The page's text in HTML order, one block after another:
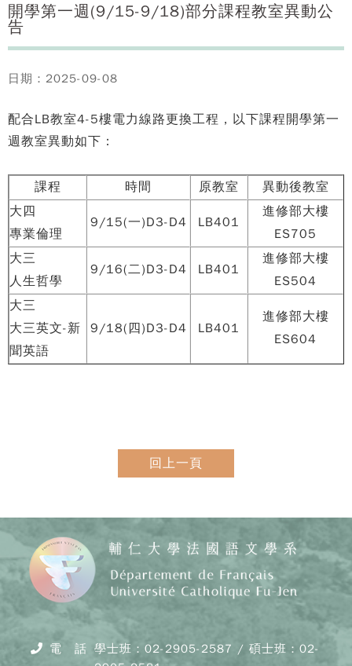
開學第一週(9/15-9/18)部分課程教室異動公
告
日期：2025-09-08
配合LB教室4-5樓電力線路更換工程，以下課程開學第一
週教室異動如下：
課程 時間 原教室
異動後教室
大四
專業倫理
9/15(一)D3-D4 LB401
進修部大樓
ES705
大三
人生哲學
9/16(二)D3-D4 LB401
進修部大樓
ES504
大三
大三英文-新
聞英語
9/18(四)D3-D4 LB401
進修部大樓
ES604
回上一頁
電 話 學士班：02-2905-2587 / 碩士班：02-